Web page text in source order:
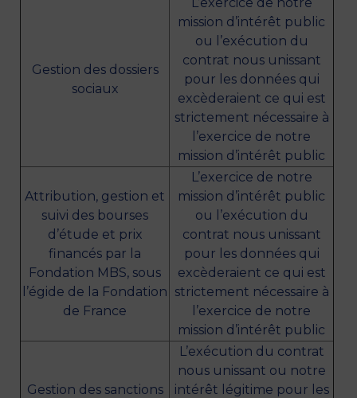
Gestion des dossiers
sociaux
mission d’intérêt public
ou l’exécution du
contrat nous unissant
pour les données qui
excèderaient ce qui est
strictement nécessaire à
l’exercice de notre
mission d’intérêt public
Attribution, gestion et
suivi des bourses
d’étude et prix
financés par la
Fondation MBS, sous
l’égide de la Fondation
de France
L’exercice de notre
mission d’intérêt public
ou l’exécution du
contrat nous unissant
pour les données qui
excèderaient ce qui est
strictement nécessaire à
l’exercice de notre
mission d’intérêt public
Gestion des sanctions
L’exécution du contrat
nous unissant ou notre
intérêt légitime pour les